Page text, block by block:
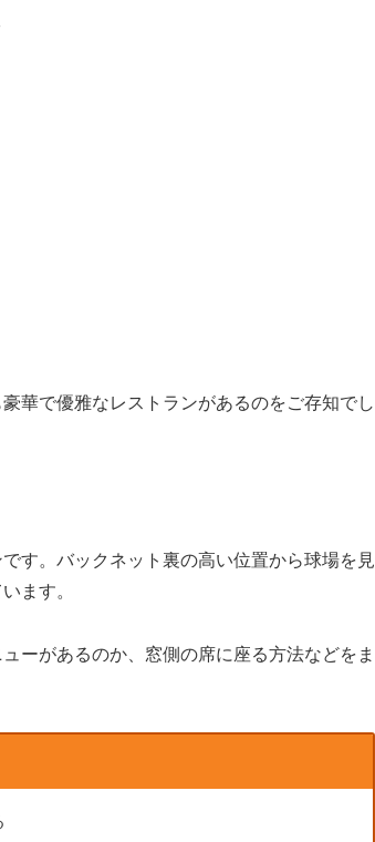
華で優雅なレストランがあるのをご存知でし
す。バックネット裏の高い位置から球場を見
ます。
ーがあるのか、窓側の席に座る方法などをま